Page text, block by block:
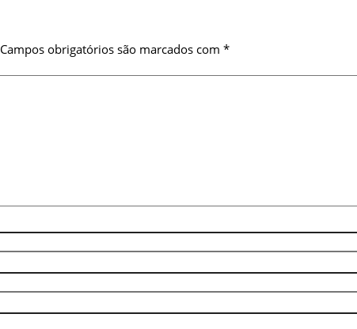
Campos obrigatórios são marcados com*